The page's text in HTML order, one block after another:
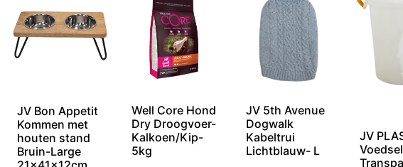
JV Bon Appetit
Kommen met
houten stand
Bruin-Large
Well Core Hond
Dry Droogvoer-
Kalkoen/Kip-
5kg
JV 5th Avenue
Dogwalk
Kabeltrui
Lichtblauw- L
JV